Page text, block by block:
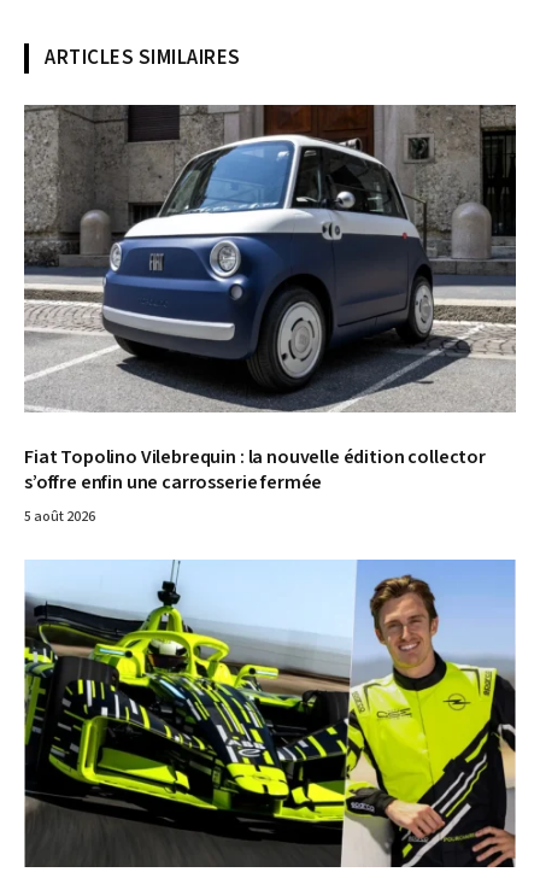
ARTICLES SIMILAIRES
© Fiat
Fiat Topolino Vilebrequin : la nouvelle édition collector
s’offre enfin une carrosserie fermée
5 août 2026